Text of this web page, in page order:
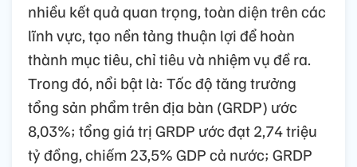
nhiều kết quả quan trọng, toàn diện trên các
lĩnh vực, tạo nền tảng thuận lợi để hoàn
thành mục tiêu, chỉ tiêu và nhiệm vụ đề ra.
Trong đó, nổi bật là: Tốc độ tăng trưởng
tổng sản phẩm trên địa bàn (GRDP) ước
8,03%; tổng giá trị GRDP ước đạt 2,74 triệu
tỷ đồng, chiếm 23,5% GDP cả nước; GRDP